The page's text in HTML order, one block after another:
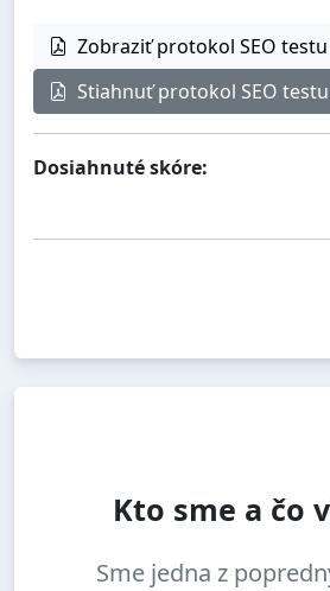
Zobraziť protokol SEO testu
Stiahnuť protokol SEO testu
Dosiahnuté skóre:
Kto sme a čo
Sme jedna z